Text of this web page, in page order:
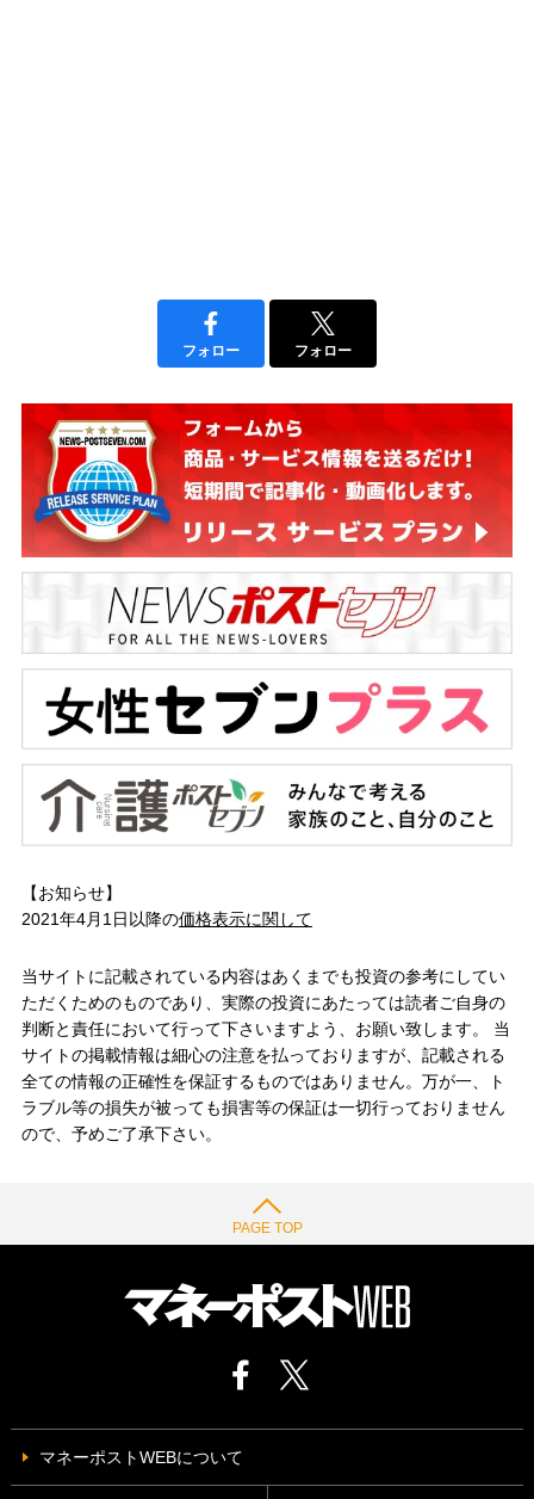
フォロー フォロー
【お知らせ】
2021年4月1日以降の価格表示に関して
当サイトに記載されている内容はあくまでも投資の参考にしてい
ただくためのものであり、実際の投資にあたっては読者ご自身の
判断と責任において行って下さいますよう、お願い致します。 当
サイトの掲載情報は細心の注意を払っておりますが、記載される
全ての情報の正確性を保証するものではありません。万が一、ト
ラブル等の損失が被っても損害等の保証は一切行っておりません
ので、予めご了承下さい。
PAGE TOP
マネーポストWEBについて